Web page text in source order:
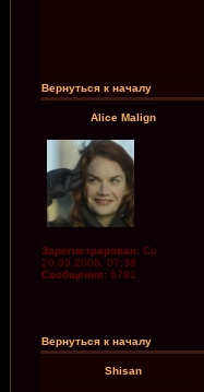
Вернуться к началу
Alice Malign
Зарегистрирован: Ср
20.09.2006, 07:38
Сообщения: 6781
Вернуться к началу
Shisan